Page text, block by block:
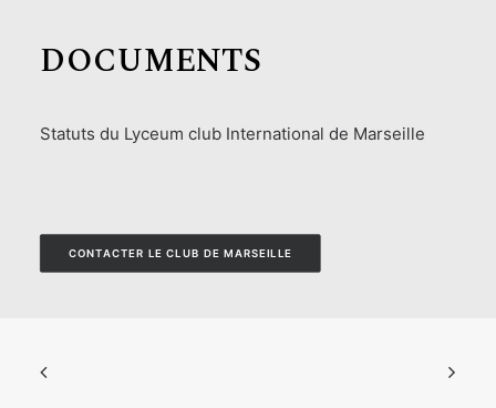
DOCUMENTS
Statuts du Lyceum club International de Marseille
CONTACTER LE CLUB DE MARSEILLE